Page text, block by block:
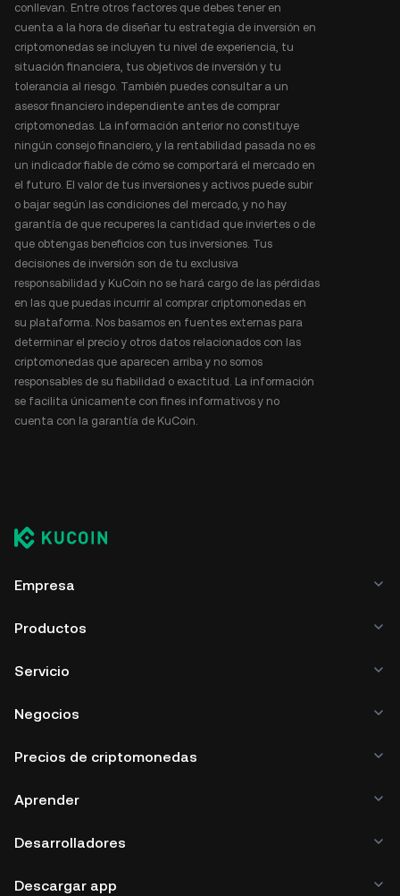
conllevan. Entre otros factores que debes tener en
cuenta a la hora de diseñar tu estrategia de inversión en
criptomonedas se incluyen tu nivel de experiencia, tu
situación financiera, tus objetivos de inversión y tu
tolerancia al riesgo. También puedes consultar a un
asesor financiero independiente antes de comprar
criptomonedas. La información anterior no constituye
ningún consejo financiero, y la rentabilidad pasada no es
un indicador fiable de cómo se comportará el mercado en
el futuro. El valor de tus inversiones y activos puede subir
o bajar según las condiciones del mercado, y no hay
garantía de que recuperes la cantidad que inviertes o de
que obtengas beneficios con tus inversiones. Tus
decisiones de inversión son de tu exclusiva
responsabilidad y KuCoin no se hará cargo de las pérdidas
en las que puedas incurrir al comprar criptomonedas en
su plataforma. Nos basamos en fuentes externas para
determinar el precio y otros datos relacionados con las
criptomonedas que aparecen arriba y no somos
responsables de su fiabilidad o exactitud. La información
se facilita únicamente con fines informativos y no
cuenta con la garantía de KuCoin.
Empresa
Productos
Servicio
Negocios
Precios de criptomonedas
Aprender
Desarrolladores
Descargar app